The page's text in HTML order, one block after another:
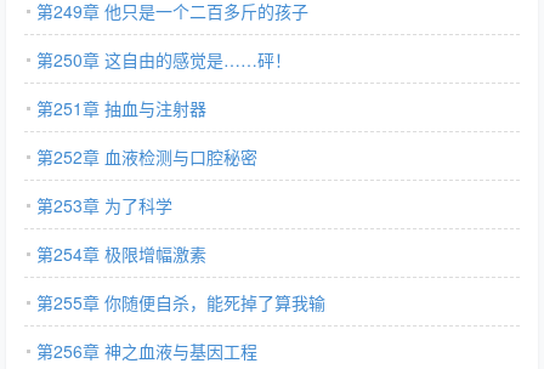
第249章 他只是一个二百多斤的孩子
第250章 这自由的感觉是……砰！
第251章 抽血与注射器
第252章 血液检测与口腔秘密
第253章 为了科学
第254章 极限增幅激素
第255章 你随便自杀，能死掉了算我输
第256章 神之血液与基因工程